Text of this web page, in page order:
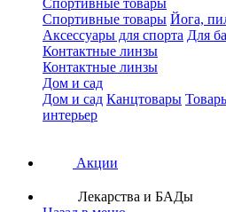
Спортивные товары
Спортивные товары Йога,
Аксессуары для спорта Для
Контактные линзы
Контактные линзы
Дом и сад
Дом и сад Канцтовары
интерьер
Акции
Лекарства и БАДы